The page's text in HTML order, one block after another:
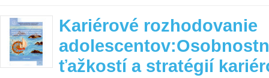
Kariérové rozhodovanie
ťažkostí a stratégií